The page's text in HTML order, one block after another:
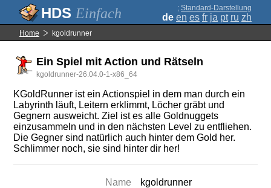
Einfach ; Standard-Darstellung
de en es fr ja pt ru zh
Home kgoldrunner
Ein Spiel mit Action und Rätseln
kgoldrunner-26.04.0-1-x86_64
KGoldRunner ist ein Actionspiel in dem man durch ein
Labyrinth läuft, Leitern erklimmt, Löcher gräbt und
Gegnern ausweicht. Ziel ist es alle Goldnuggets
einzusammeln und in den nächsten Level zu entfliehen.
Die Gegner sind natürlich auch hinter dem Gold her.
Schlimmer noch, sie sind hinter dir her!
Name
kgoldrunner